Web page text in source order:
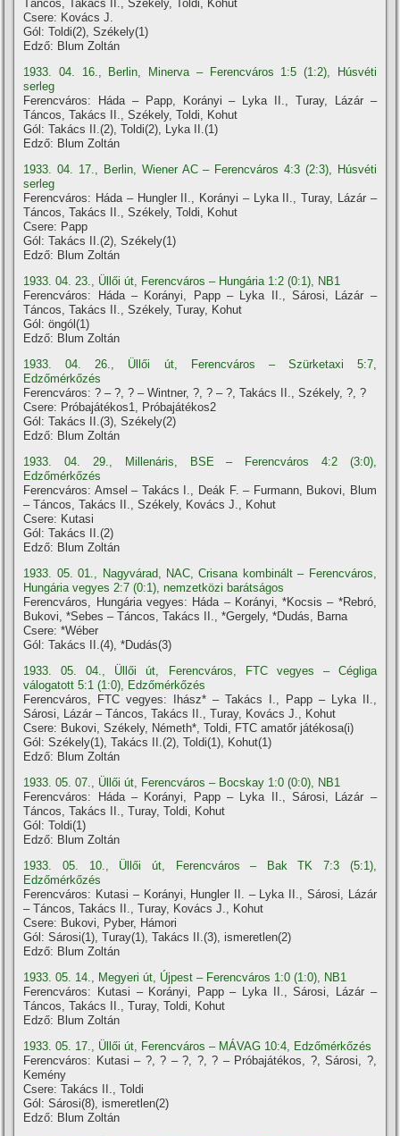
Táncos, Takács II., Székely, Toldi, Kohut
Csere: Kovács J.
Gól: Toldi(2), Székely(1)
Edző: Blum Zoltán
1933. 04. 16., Berlin, Minerva – Ferencváros 1:5 (1:2), Húsvéti
serleg
Ferencváros: Háda – Papp, Korányi – Lyka II., Turay, Lázár –
Táncos, Takács II., Székely, Toldi, Kohut
Gól: Takács II.(2), Toldi(2), Lyka II.(1)
Edző: Blum Zoltán
1933. 04. 17., Berlin, Wiener AC – Ferencváros 4:3 (2:3), Húsvéti
serleg
Ferencváros: Háda – Hungler II., Korányi – Lyka II., Turay, Lázár –
Táncos, Takács II., Székely, Toldi, Kohut
Csere: Papp
Gól: Takács II.(2), Székely(1)
Edző: Blum Zoltán
1933. 04. 23., Üllői út, Ferencváros – Hungária 1:2 (0:1), NB1
Ferencváros: Háda – Korányi, Papp – Lyka II., Sárosi, Lázár –
Táncos, Takács II., Székely, Turay, Kohut
Gól: öngól(1)
Edző: Blum Zoltán
1933. 04. 26., Üllői út, Ferencváros – Szürketaxi 5:7,
Edzőmérkőzés
Ferencváros: ? – ?, ? – Wintner, ?, ? – ?, Takács II., Székely, ?, ?
Csere: Próbajátékos1, Próbajátékos2
Gól: Takács II.(3), Székely(2)
Edző: Blum Zoltán
1933. 04. 29., Millenáris, BSE – Ferencváros 4:2 (3:0),
Edzőmérkőzés
Ferencváros: Amsel – Takács I., Deák F. – Furmann, Bukovi, Blum
– Táncos, Takács II., Székely, Kovács J., Kohut
Csere: Kutasi
Gól: Takács II.(2)
Edző: Blum Zoltán
1933. 05. 01., Nagyvárad, NAC, Crisana kombinált – Ferencváros,
Hungária vegyes 2:7 (0:1), nemzetközi barátságos
Ferencváros, Hungária vegyes: Háda – Korányi, *Kocsis – *Rebró,
Bukovi, *Sebes – Táncos, Takács II., *Gergely, *Dudás, Barna
Csere: *Wéber
Gól: Takács II.(4), *Dudás(3)
1933. 05. 04., Üllői út, Ferencváros, FTC vegyes – Cégliga
válogatott 5:1 (1:0), Edzőmérkőzés
Ferencváros, FTC vegyes: Ihász* – Takács I., Papp – Lyka II.,
Sárosi, Lázár – Táncos, Takács II., Turay, Kovács J., Kohut
Csere: Bukovi, Székely, Németh*, Toldi, FTC amatőr játékosa(i)
Gól: Székely(1), Takács II.(2), Toldi(1), Kohut(1)
Edző: Blum Zoltán
1933. 05. 07., Üllői út, Ferencváros – Bocskay 1:0 (0:0), NB1
Ferencváros: Háda – Korányi, Papp – Lyka II., Sárosi, Lázár –
Táncos, Takács II., Turay, Toldi, Kohut
Gól: Toldi(1)
Edző: Blum Zoltán
1933. 05. 10., Üllői út, Ferencváros – Bak TK 7:3 (5:1),
Edzőmérkőzés
Ferencváros: Kutasi – Korányi, Hungler II. – Lyka II., Sárosi, Lázár
– Táncos, Takács II., Turay, Kovács J., Kohut
Csere: Bukovi, Pyber, Hámori
Gól: Sárosi(1), Turay(1), Takács II.(3), ismeretlen(2)
Edző: Blum Zoltán
1933. 05. 14., Megyeri út, Újpest – Ferencváros 1:0 (1:0), NB1
Ferencváros: Kutasi – Korányi, Papp – Lyka II., Sárosi, Lázár –
Táncos, Takács II., Turay, Toldi, Kohut
Edző: Blum Zoltán
1933. 05. 17., Üllői út, Ferencváros – MÁVAG 10:4, Edzőmérkőzés
Ferencváros: Kutasi – ?, ? – ?, ?, ? – Próbajátékos, ?, Sárosi, ?,
Kemény
Csere: Takács II., Toldi
Gól: Sárosi(8), ismeretlen(2)
Edző: Blum Zoltán